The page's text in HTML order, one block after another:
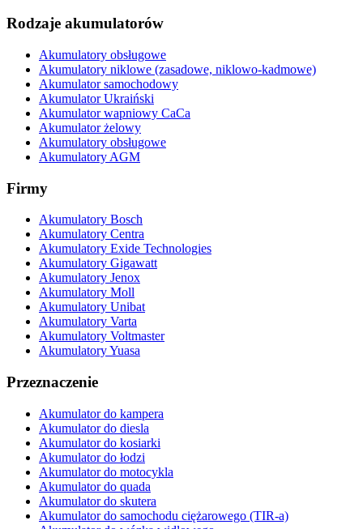
Rodzaje akumulatorów
Akumulatory obsługowe
Akumulatory niklowe (zasadowe, niklowo-kadmowe)
Akumulator samochodowy
Akumulator Ukraiński
Akumulator wapniowy CaCa
Akumulator żelowy
Akumulatory obsługowe
Akumulatory AGM
Firmy
Akumulatory Bosch
Akumulatory Centra
Akumulatory Exide Technologies
Akumulatory Gigawatt
Akumulatory Jenox
Akumulatory Moll
Akumulatory Unibat
Akumulatory Varta
Akumulatory Voltmaster
Akumulatory Yuasa
Przeznaczenie
Akumulator do kampera
Akumulator do diesla
Akumulator do kosiarki
Akumulator do łodzi
Akumulator do motocykla
Akumulator do quada
Akumulator do skutera
Akumulator do samochodu ciężarowego (TIR-a)